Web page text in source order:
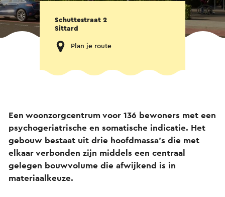
Schuttestraat 2
Sittard
Plan je route
Een woonzorgcentrum voor 136 bewoners met een
psychogeriatrische en somatische indicatie. Het
gebouw bestaat uit drie hoofdmassa’s die met
elkaar verbonden zijn middels een centraal
gelegen bouwvolume die afwijkend is in
materiaalkeuze.